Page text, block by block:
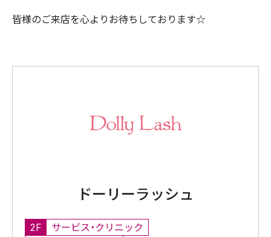
皆様のご来店を心よりお待ちしております☆
ドーリーラッシュ
2F
サービス・クリニック